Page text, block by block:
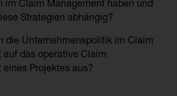
im Claim Management haben und
Strategien abhängig?
die Unternehmenspolitik im Claim
auf das operative Claim
eines Projektes aus?